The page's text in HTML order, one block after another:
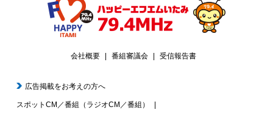
会社概要 番組審議会 受信報告書
広告掲載をお考えの方へ
スポットCM／番組（ラジオCM／番組）